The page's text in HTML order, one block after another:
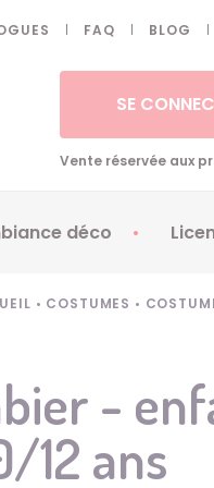
FAQ BLOG
SE
Vente réservée aux
déco
• COSTUMES •
-
12 ans